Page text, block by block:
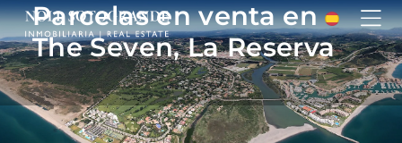
Parcelas en venta en
The Seven, La Reserva